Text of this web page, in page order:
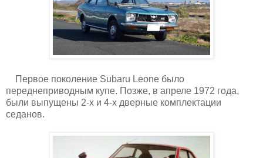
Первое поколение Subaru Leone было
переднеприводным купе. Позже, в апреле 1972 года,
были выпущены 2-х и 4-х дверные комплектации
седанов.